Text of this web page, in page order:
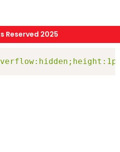
Reserved 2025